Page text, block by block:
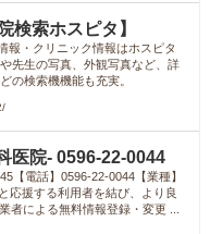
検索ホスピタ】
報・クリニック情報はホスピタ
先生の写真、外観写真など、詳
の検索機機能も充実。
医院- 0596-22-0044
【電話】0596-22-0044【業種】
応援する利用者を結び、より良
者による無料情報登録・変更 ...